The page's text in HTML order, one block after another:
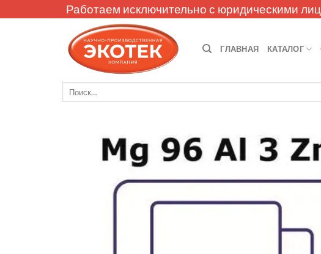
to
Работаем исключительно с юридическими
ГЛАВНАЯ КАТАЛОГ